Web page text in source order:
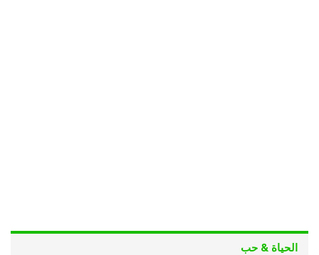
الحياة & حب